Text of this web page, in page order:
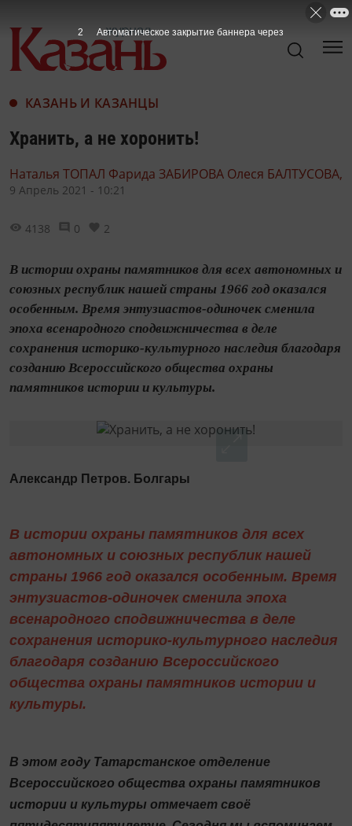
КАЗАНЬ И КАЗАНЦЫ
Хранить, а не хоронить!
Наталья ТОПАЛ Фарида ЗАБИРОВА Олеся БАЛТУСОВА,
9 Апрель 2021 - 10:21
4138 0 2
В истории охраны памятников для всех автономных и
союзных республик нашей страны 1966 год оказался
особенным. Время энтузиастов-одиночек сменила
эпоха всенародного сподвижничества в деле
сохранения историко-культурного наследия благодаря
созданию Всероссийского общества охраны
памятников истории и культуры.
Александр Петров. Болгары
В истории охраны памятников для всех
автономных и союзных республик нашей
страны 1966 год оказался особенным. Время
энтузиастов-одиночек сменила эпоха
всенародного сподвижничества в деле
сохранения историко-культурного наследия
благодаря созданию Всероссийского
общества охраны памятников истории и
культуры.
В этом году Татарстанское отделение
Всероссийского общества охраны памятников
истории и культуры отмечает своё
1 Автоматическое закрытие баннера через